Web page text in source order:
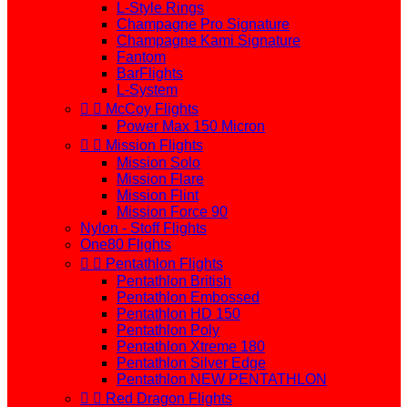
L-Style Rings
Champagne Pro Signature
Champagne Kami Signature
Fantom
BarFlights
L-System
  McCoy Flights
Power Max 150 Micron
  Mission Flights
Mission Solo
Mission Flare
Mission Flint
Mission Force 90
Nylon - Stoff Flights
One80 Flights
  Pentathlon Flights
Pentathlon British
Pentathlon Embossed
Pentathlon HD 150
Pentathlon Poly
Pentathlon Xtreme 180
Pentathlon Silver Edge
Pentathlon NEW PENTATHLON
  Red Dragon Flights